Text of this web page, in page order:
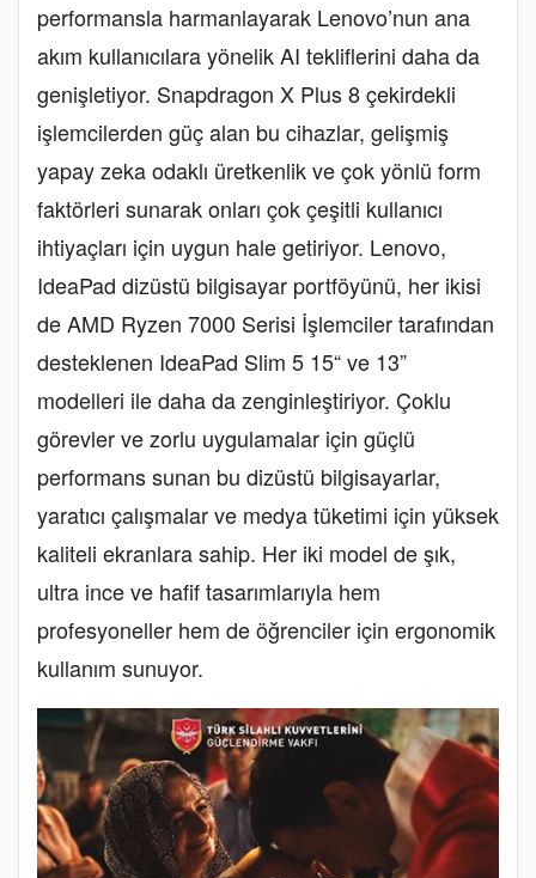
performansla harmanlayarak Lenovo’nun ana
akım kullanıcılara yönelik AI tekliflerini daha da
genişletiyor. Snapdragon X Plus 8 çekirdekli
işlemcilerden güç alan bu cihazlar, gelişmiş
yapay zeka odaklı üretkenlik ve çok yönlü form
faktörleri sunarak onları çok çeşitli kullanıcı
ihtiyaçları için uygun hale getiriyor. Lenovo,
IdeaPad dizüstü bilgisayar portföyünü, her ikisi
de AMD Ryzen 7000 Serisi İşlemciler tarafından
desteklenen IdeaPad Slim 5 15“ ve 13”
modelleri ile daha da zenginleştiriyor. Çoklu
görevler ve zorlu uygulamalar için güçlü
performans sunan bu dizüstü bilgisayarlar,
yaratıcı çalışmalar ve medya tüketimi için yüksek
kaliteli ekranlara sahip. Her iki model de şık,
ultra ince ve hafif tasarımlarıyla hem
profesyoneller hem de öğrenciler için ergonomik
kullanım sunuyor.